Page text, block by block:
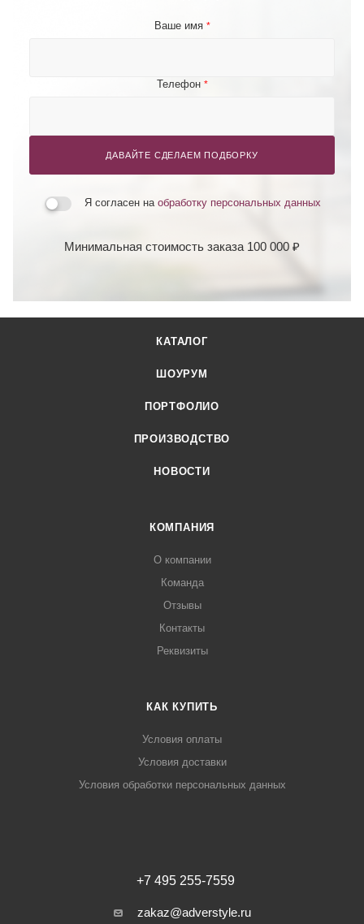
Ваше имя *
Телефон *
ДАВАЙТЕ СДЕЛАЕМ ПОДБОРКУ
Я согласен на обработку персональных данных
Минимальная стоимость заказа 100 000 ₽
КАТАЛОГ
ШОУРУМ
ПОРТФОЛИО
ПРОИЗВОДСТВО
НОВОСТИ
КОМПАНИЯ
О компании
Команда
Отзывы
Контакты
Реквизиты
КАК КУПИТЬ
Условия оплаты
Условия доставки
Условия обработки персональных данных
+7 495 255-7559
zakaz@adverstyle.ru